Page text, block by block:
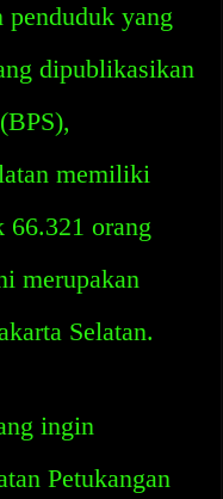
yang
dipublikasikan
memiliki
66.321 orang
merupakan
Selatan.
ingin
Petukangan